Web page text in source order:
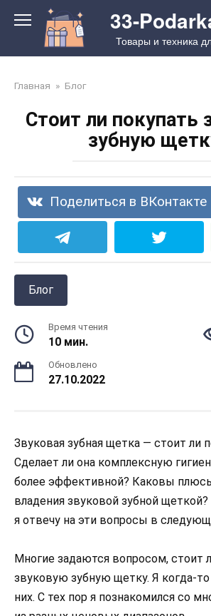
контенту
33-
Товары и техника
Главная » Блог
Стоит ли покупать
зубную
Поделиться в ВКонтакте
Блог
Время чтения
10 мин.
Обновлено
27.10.2022
Звуковая зубная щетка — стоит ли
Сделает ли она комплексную
более эффективной? Каковы
владения звуковой зубной
я отвечу на эти вопросы в
Многие задаются вопросом, стоит
звуковую зубную щетку. Я когда-
них. С тех пор я познакомился со